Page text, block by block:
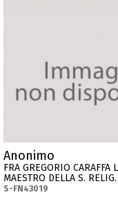
Anonimo
FRA GREGORIO CARAFFA
MAESTRO DELLA S. RELIG.
S-FN43019